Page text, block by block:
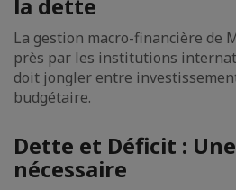
La gestion macro-financière de
près par les institutions
doit jongler entre
budgétaire.
Dette et Déficit :
nécessaire